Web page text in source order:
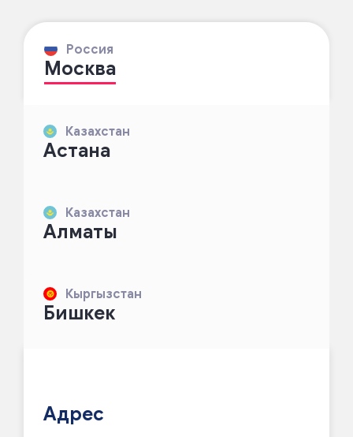
Россия
Москва
Казахстан
Астана
Казахстан
Алматы
Кыргызстан
Бишкек
Адрес